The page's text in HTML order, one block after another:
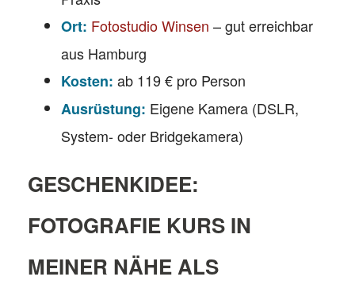
Ort: Fotostudio Winsen – gut erreichbar
aus Hamburg
Kosten: ab 119 € pro Person
Ausrüstung: Eigene Kamera (DSLR,
System- oder Bridgekamera)
GESCHENKIDEE:
FOTOGRAFIE KURS IN
MEINER NÄHE ALS